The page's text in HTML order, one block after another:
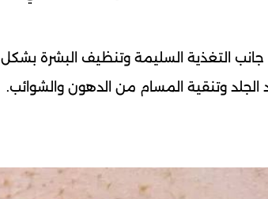
جانب التغذية السليمة وتنظيف البشرة بشكل
وتنقية المسام من الدهون والشوائب.